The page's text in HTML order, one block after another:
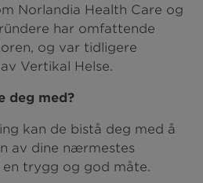
Norlandia Health Care og
har omfattende
og var tidligere
Vertikal Helse.
deg med?
kan de bistå deg med å
av dine nærmestes
trygg og god måte.